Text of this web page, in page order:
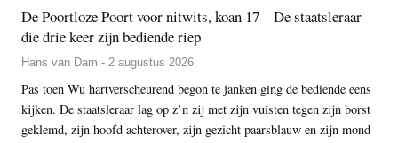
De Poortloze Poort voor nitwits, koan 17 – De staatsleraar
die drie keer zijn bediende riep
Hans van Dam - 2 augustus 2026
Pas toen Wu hartverscheurend begon te janken ging de bediende eens
kijken. De staatsleraar lag op z’n zij met zijn vuisten tegen zijn borst
geklemd, zijn hoofd achterover, zijn gezicht paarsblauw en zijn mond